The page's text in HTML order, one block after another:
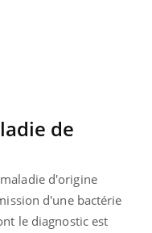
de
d'origine
d'une bactérie
le diagnostic est